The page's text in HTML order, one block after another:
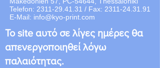
Telefon: 2311-29.41.31 / Fax: 2311-24.31.91
E-Mail: info@kyo-print.com
Το site αυτό σε λίγες ημέρες θα
απενεργοποιηθεί λόγω
παλαιότητας.